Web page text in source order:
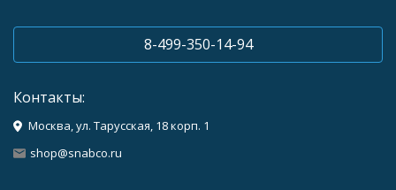
8-499-350-14-94
Контакты:
Москва, ул. Тарусская, 18 корп. 1
shop@snabco.ru